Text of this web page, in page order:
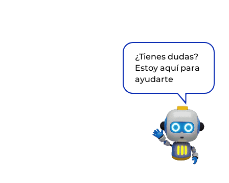
¿Tienes dudas?
Estoy aquí para
ayudarte